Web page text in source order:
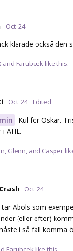
Oct '24
klarade också den
and Farubcek like this.
Oct '24 Edited
Kul för Oskar.
i AHL.
, Glenn, and Casper
Oct '24
Abols som
(eller efter)
i så fall komma
Farubcek like this.